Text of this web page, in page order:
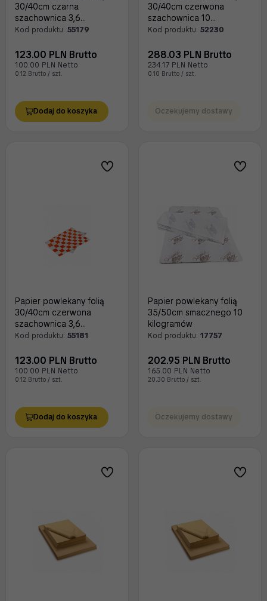
30/40cm czarna
szachownica 3,6
kilograma
Kod produktu: 55179
123.00 PLN Brutto
100.00 PLN Netto
0.12 Brutto / szt.
Dodaj do koszyka
30/40cm czerwona
szachownica 10
kilogramów
Kod produktu: 52230
288.03 PLN Brutto
234.17 PLN Netto
0.10 Brutto / szt.
Oczekujemy dostawy
Papier powlekany folią
30/40cm czerwona
szachownica 3,6
kilograma
Kod produktu: 55181
123.00 PLN Brutto
100.00 PLN Netto
0.12 Brutto / szt.
Dodaj do koszyka
Papier powlekany folią
35/50cm smacznego 10
kilogramów
Kod produktu: 17757
202.95 PLN Brutto
165.00 PLN Netto
20.30 Brutto / szt.
Oczekujemy dostawy